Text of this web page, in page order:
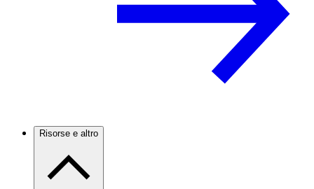
Risorse e altro